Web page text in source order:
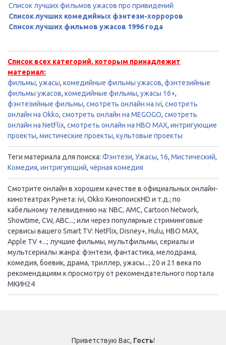
Список лучших фильмов ужасов про привидений
Список лучших комедийных фэнтези-хорроров
Список лучших фильмов ужасов 1996 года
Список всех категорий, которым принадлежит
материал:
фильмы, ужасы, комедийные фильмы ужасов, фэнтезийные
фильмы ужасов, комедийные фильмы, ужасы 16+,
фэнтезийные фильмы, смотреть онлайн на ivi, смотреть
онлайн на Okko, смотреть онлайн на MEGOGO, смотреть
онлайн на NetFlix, смотреть онлайн на HBO MAX, интригующие
проекты, мистические проекты, культовые проекты
Теги материала для поиска: Фэнтези, Ужасы, 16, Мистический,
Комедия, интригующий, чёрная комедия
Смотрите онлайн в хорошем качестве в официальных онлайн-
кинотеатрах Рунета: ivi, Okko КинопоискHD и т.д.; по
кабельному телевидению на: NBC, AMC, Cartoon Network,
Showtime, CW, ABC...; или через популярные стриминговые
сервисы вашего Smart TV: NetFlix, Disney+, Hulu, HBO MAX,
Apple TV +...; лучшие фильмы, мультфильмы, сериалы и
мультсериалы жанра: фэнтези, фантастика, мелодрама,
комедия, боевик, драма, триллер, ужасы...; 20 и 21 века по
рекомендациям к просмотру от рекомендательного портала
МКИН24
Приветствую Вас, Гость!